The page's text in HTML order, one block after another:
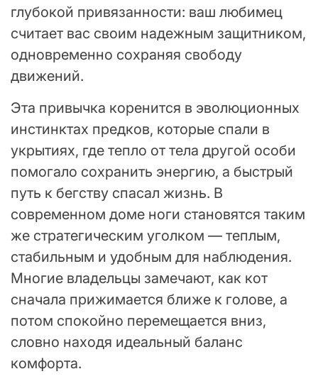
глубокой привязанности: ваш любимец
считает вас своим надежным защитником,
одновременно сохраняя свободу
движений.
Эта привычка коренится в эволюционных
инстинктах предков, которые спали в
укрытиях, где тепло от тела другой особи
помогало сохранить энергию, а быстрый
путь к бегству спасал жизнь. В
современном доме ноги становятся таким
же стратегическим уголком — теплым,
стабильным и удобным для наблюдения.
Многие владельцы замечают, как кот
сначала прижимается ближе к голове, а
потом спокойно перемещается вниз,
словно находя идеальный баланс
комфорта.